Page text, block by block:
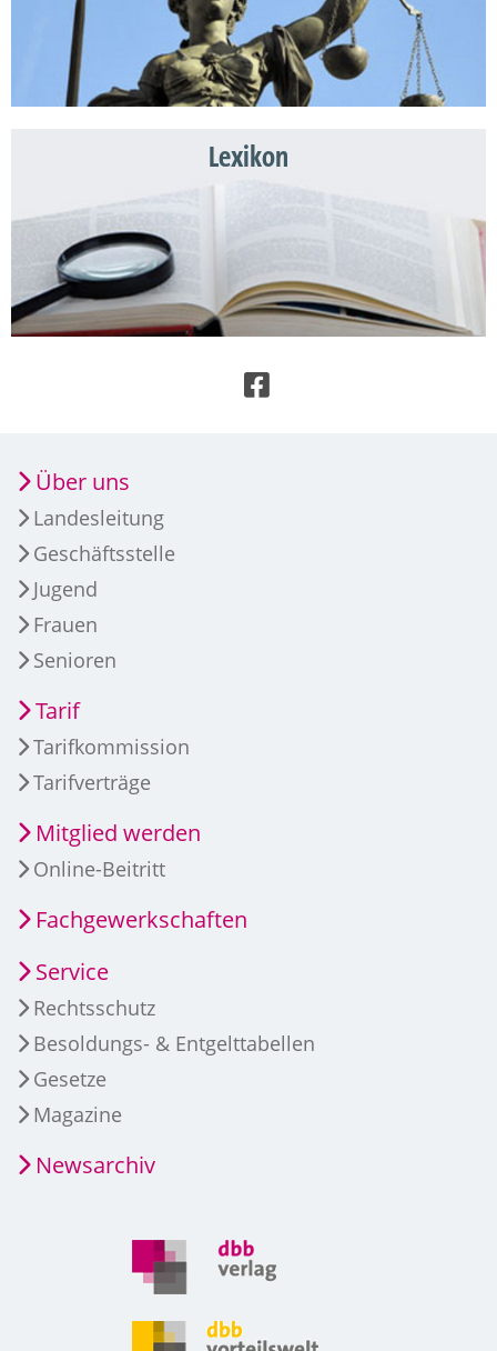
Lexikon
Über uns
Landesleitung
Geschäftsstelle
Jugend
Frauen
Senioren
Tarif
Tarifkommission
Tarifverträge
Mitglied werden
Online-Beitritt
Fachgewerkschaften
Service
Rechtsschutz
Besoldungs- & Entgelttabellen
Gesetze
Magazine
Newsarchiv